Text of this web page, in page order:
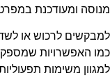
מנוסה ומעודכנת
למבקשים לרכוש או
כמו האפשרויות
למגוון משימות